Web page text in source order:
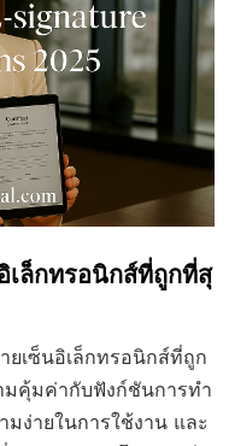
ล็กทรอนิกส์ที่ถูกที่สุ
เซ็นอิเล็กทรอนิกส์ที่ถูก
มคุ้มค่ากับฟังก์ชันการทำ
ง่ายในการใช้งาน และ